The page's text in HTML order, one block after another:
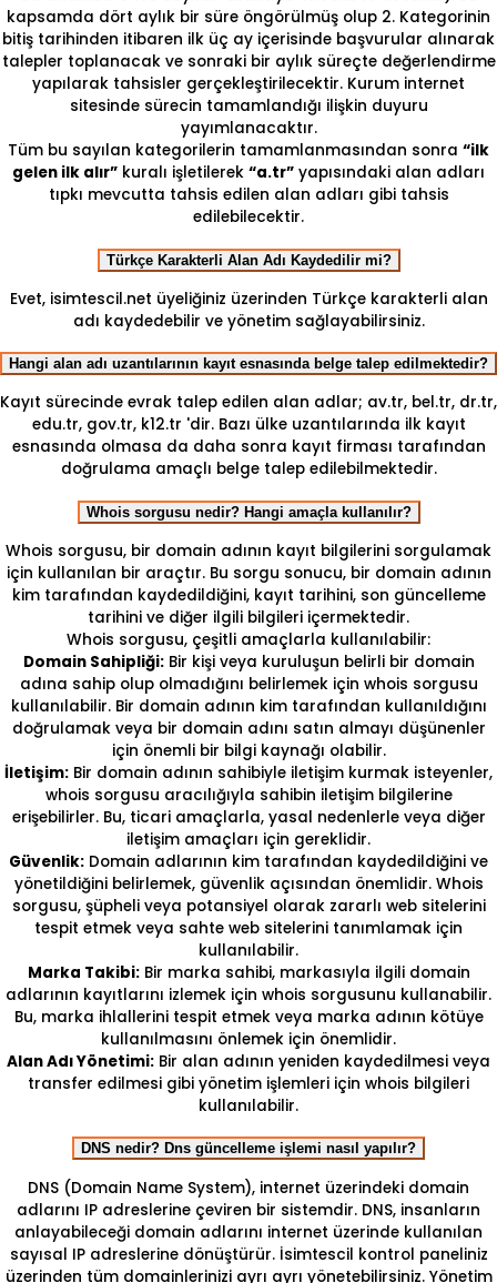
kapsamda dört aylık bir süre öngörülmüş olup 2. Kategorinin
bitiş tarihinden itibaren ilk üç ay içerisinde başvurular alınarak
talepler toplanacak ve sonraki bir aylık süreçte değerlendirme
yapılarak tahsisler gerçekleştirilecektir. Kurum internet
sitesinde sürecin tamamlandığı ilişkin duyuru
yayımlanacaktır.
Tüm bu sayılan kategorilerin tamamlanmasından sonra “ilk
gelen ilk alır” kuralı işletilerek “a.tr” yapısındaki alan adları
tıpkı mevcutta tahsis edilen alan adları gibi tahsis
edilebilecektir.
Türkçe Karakterli Alan Adı Kaydedilir mi?
Evet, isimtescil.net üyeliğiniz üzerinden Türkçe karakterli alan
adı kaydedebilir ve yönetim sağlayabilirsiniz.
Hangi alan adı uzantılarının kayıt esnasında belge talep edilmektedir?
Kayıt sürecinde evrak talep edilen alan adlar; av.tr, bel.tr, dr.tr,
edu.tr, gov.tr, k12.tr 'dir. Bazı ülke uzantılarında ilk kayıt
esnasında olmasa da daha sonra kayıt firması tarafından
doğrulama amaçlı belge talep edilebilmektedir.
Whois sorgusu nedir? Hangi amaçla kullanılır?
Whois sorgusu, bir domain adının kayıt bilgilerini sorgulamak
için kullanılan bir araçtır. Bu sorgu sonucu, bir domain adının
kim tarafından kaydedildiğini, kayıt tarihini, son güncelleme
tarihini ve diğer ilgili bilgileri içermektedir.
Whois sorgusu, çeşitli amaçlarla kullanılabilir:
Domain Sahipliği:Bir kişi veya kuruluşun belirli bir domain
adına sahip olup olmadığını belirlemek için whois sorgusu
kullanılabilir. Bir domain adının kim tarafından kullanıldığını
doğrulamak veya bir domain adını satın almayı düşünenler
için önemli bir bilgi kaynağı olabilir.
İletişim: Bir domain adının sahibiyle iletişim kurmak isteyenler,
whois sorgusu aracılığıyla sahibin iletişim bilgilerine
erişebilirler. Bu, ticari amaçlarla, yasal nedenlerle veya diğer
iletişim amaçları için gereklidir.
Güvenlik: Domain adlarının kim tarafından kaydedildiğini ve
yönetildiğini belirlemek, güvenlik açısından önemlidir. Whois
sorgusu, şüpheli veya potansiyel olarak zararlı web sitelerini
tespit etmek veya sahte web sitelerini tanımlamak için
kullanılabilir.
Marka Takibi:Bir marka sahibi, markasıyla ilgili domain
adlarının kayıtlarını izlemek için whois sorgusunu kullanabilir.
Bu, marka ihlallerini tespit etmek veya marka adının kötüye
kullanılmasını önlemek için önemlidir.
Alan Adı Yönetimi: Bir alan adının yeniden kaydedilmesi veya
transfer edilmesi gibi yönetim işlemleri için whois bilgileri
kullanılabilir.
DNS nedir? Dns güncelleme işlemi nasıl yapılır?
DNS (Domain Name System), internet üzerindeki domain
adlarını IP adreslerine çeviren bir sistemdir. DNS, insanların
anlayabileceği domain adlarını internet üzerinde kullanılan
sayısal IP adreslerine dönüştürür. İsimtescil kontrol paneliniz
üzerinden tüm domainlerinizi ayrı ayrı yönetebilirsiniz. Yönetim